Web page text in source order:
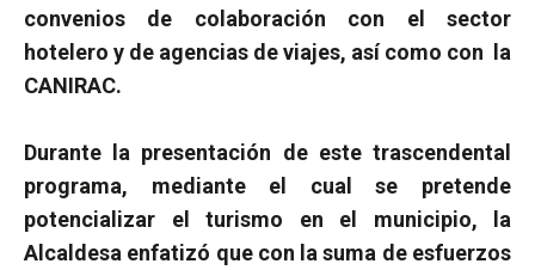
convenios de colaboración con el sector
hotelero y de agencias de viajes, así como con
la
CANIRAC.
Durante la presentación de este trascendental
programa, mediante el cual se pretende
potencializar el turismo en el municipio, la
Alcaldesa enfatizó que con la suma de esfuerzos